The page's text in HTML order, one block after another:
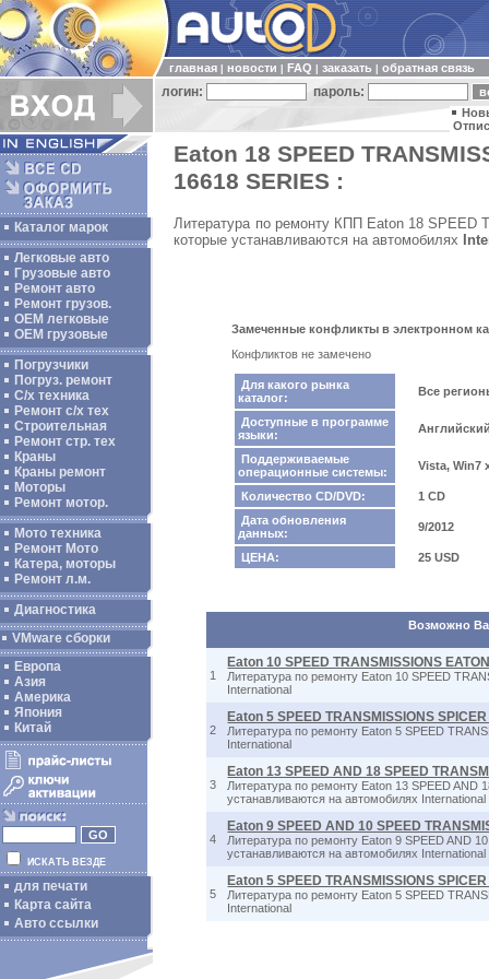
главная новости FAQ заказать обратная связь
логин: пароль:
Каталог марок
Легковые авто
Грузовые авто
Ремонт авто
Ремонт грузов.
ОЕМ легковые
OEM грузовые
Погрузчики
Погруз. ремонт
С/х техника
Ремонт с/х тех
Строительная
Ремонт стр. тех
Краны
Краны ремонт
Моторы
Ремонт мотор.
Мото техника
Ремонт Мото
Катера, моторы
Ремонт л.м.
Диагностика
VMware сборки
Европа
Азия
Америка
Япония
Китай
ИСКАТЬ ВЕЗДЕ
для печати
Карта сайта
Авто ссылки
Eaton 18 SPEED
16618 SERIES :
Литература по ремонту КПП Eaton 18 SPEED
которые устанавливаются на автомобилях
Замеченные конфликты в электронном
Конфликтов не замечено
Для какого рынка
каталог:
Все
Доступные в программе
языки:
Поддерживаемые
операционные системы:
Vista, Win7
Количество CD/DVD:
1 CD
Дата обновления
данных:
9/2012
ЦЕНА: 25 USD
Возможно
1
Eaton 10 SPEED TRANSMISSIONS
Литература по ремонту Eaton 10 SPEED
International
2
Eaton 5 SPEED TRANSMISSIONS
Литература по ремонту Eaton 5 SPEED
International
3
Eaton 13 SPEED AND 18 SPEED
Литература по ремонту Eaton 13 SPEED AND
устанавливаются на автомобилях International
4
Eaton 9 SPEED AND 10 SPEED
Литература по ремонту Eaton 9 SPEED AND
устанавливаются на автомобилях International
5
Eaton 5 SPEED TRANSMISSIONS
Литература по ремонту Eaton 5 SPEED
International